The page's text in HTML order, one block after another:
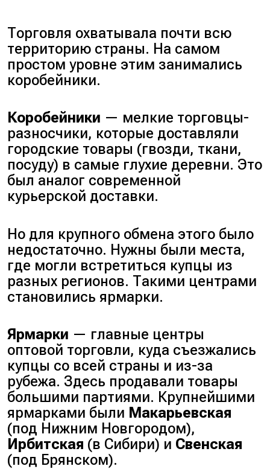
Торговля охватывала почти всю
территорию страны. На самом
простом уровне этим занимались
коробейники.
Коробейники — мелкие торговцы-
разносчики, которые доставляли
городские товары (гвозди, ткани,
посуду) в самые глухие деревни. Это
был аналог современной
курьерской доставки.
Но для крупного обмена этого было
недостаточно. Нужны были места,
где могли встретиться купцы из
разных регионов. Такими центрами
становились ярмарки.
Ярмарки — главные центры
оптовой торговли, куда съезжались
купцы со всей страны и из-за
рубежа. Здесь продавали товары
большими партиями. Крупнейшими
ярмарками были Макарьевская
(под Нижним Новгородом),
Ирбитская (в Сибири) и Свенская
(под Брянском).